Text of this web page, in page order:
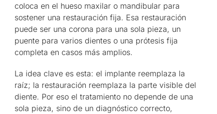
coloca en el hueso maxilar o mandibular para
sostener una restauración fija. Esa restauración
puede ser una corona para una sola pieza, un
puente para varios dientes o una prótesis fija
completa en casos más amplios.
La idea clave es esta: el implante reemplaza la
raíz; la restauración reemplaza la parte visible del
diente. Por eso el tratamiento no depende de una
sola pieza, sino de un diagnóstico correcto,